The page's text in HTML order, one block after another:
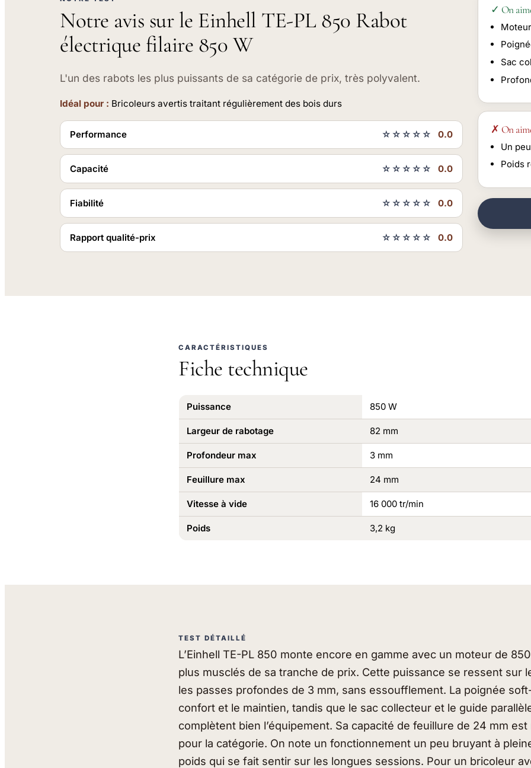
Notre avis sur le Einhell TE-PL 850 Rabot
électrique filaire 850 W
L'un des rabots les plus puissants de sa catégorie de prix, très polyvalent.
Idéal pour : Bricoleurs avertis traitant régulièrement des bois durs
Performance ☆☆☆☆☆ 0.0
Capacité ☆☆☆☆☆ 0.0
Fiabilité ☆☆☆☆☆ 0.0
Rapport qualité-prix ☆☆☆☆☆ 0.0
✓ On
Sac
✗ On
Un
Poids
CARACTÉRISTIQUES
Fiche technique
Puissance 850 W
Largeur de rabotage 82 mm
Profondeur max 3 mm
Feuillure max 24 mm
Vitesse à vide 16 000 tr/min
Poids 3,2 kg
TEST DÉTAILLÉ
L’Einhell TE-PL 850 monte encore en gamme avec un moteur de
plus musclés de sa tranche de prix. Cette puissance se ressent sur
les passes profondes de 3 mm, sans essoufflement. La poignée
confort et le maintien, tandis que le sac collecteur et le guide
complètent bien l’équipement. Sa capacité de feuillure de 24 mm
pour la catégorie. On note un fonctionnement un peu bruyant à
poids qui se fait sentir sur les longues sessions. Pour un bricoleur